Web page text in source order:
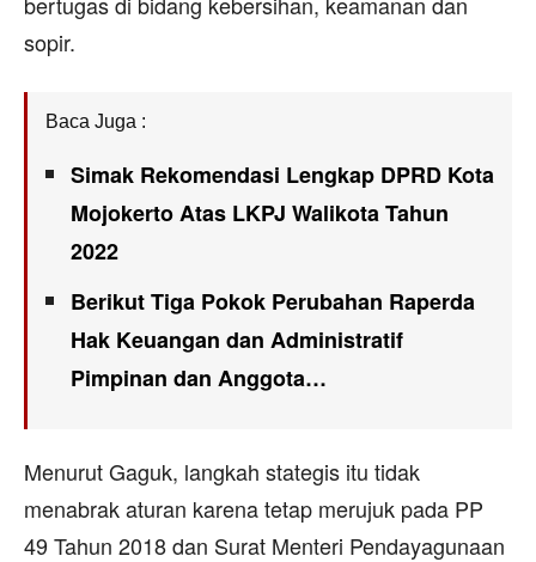
sopir.
Baca Juga :
Simak Rekomendasi Lengkap DPRD Kota
Mojokerto Atas LKPJ Walikota Tahun
2022
Berikut Tiga Pokok Perubahan Raperda
Hak Keuangan dan Administratif
Pimpinan dan Anggota…
Menurut Gaguk, langkah stategis itu tidak
menabrak aturan karena tetap merujuk pada PP
49 Tahun 2018 dan Surat Menteri Pendayagunaan